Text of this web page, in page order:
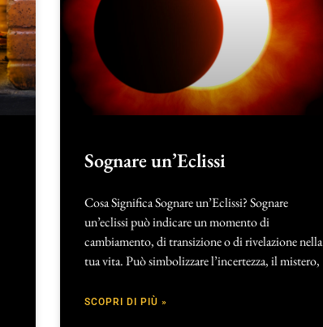
Sognare un’Eclissi
Cosa Significa Sognare un’Eclissi? Sognare
un’eclissi può indicare un momento di
cambiamento, di transizione o di rivelazione nella
tua vita. Può simbolizzare l’incertezza, il mistero,
SCOPRI DI PIÙ »